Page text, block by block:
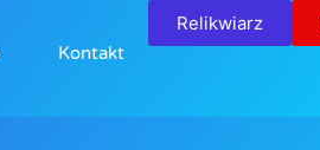
Kontakt
Relikwiarz